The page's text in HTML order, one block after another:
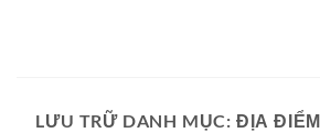
LƯU TRỮ DANH MỤC: ĐỊA